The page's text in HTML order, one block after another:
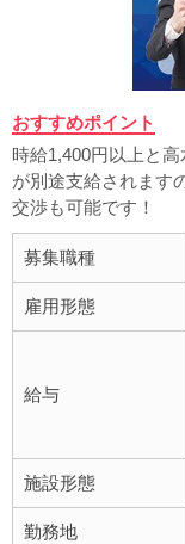
おすすめポイント
時給1,400円以上と
が別途支給されます
交渉も可能です！
募集職種
雇用形態
給与
施設形態
勤務地